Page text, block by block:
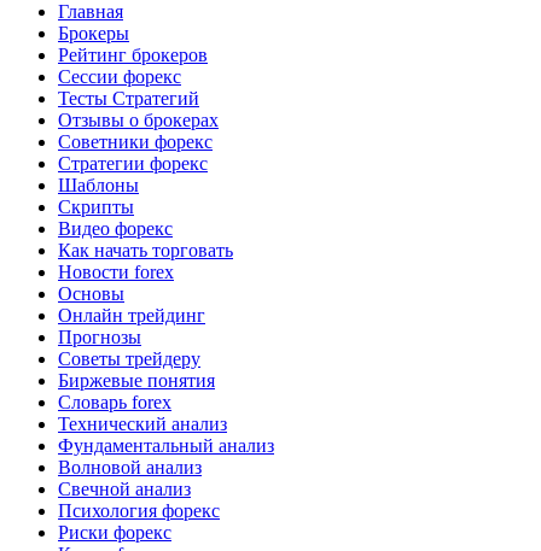
Главная
Брокеры
Рейтинг брокеров
Сессии форекс
Тесты Стратегий
Отзывы о брокерах
Советники форекс
Стратегии форекс
Шаблоны
Скрипты
Видео форекс
Как начать торговать
Новости forex
Основы
Онлайн трейдинг
Прогнозы
Советы трейдеру
Биржевые понятия
Словарь forex
Технический анализ
Фундаментальный анализ
Волновой анализ
Свечной анализ
Психология форекс
Риски форекс